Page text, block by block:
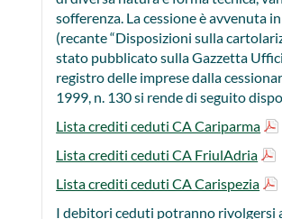
sofferenza. La cessione è avvenuta
(recante “Disposizioni sulla
stato pubblicato sulla Gazzetta
registro delle imprese dalla
1999, n. 130 si rende di seguito
Lista crediti ceduti CA Cariparma
Lista crediti ceduti CA FriulAdria
Lista crediti ceduti CA Carispezia
I debitori ceduti potranno rivolgersi